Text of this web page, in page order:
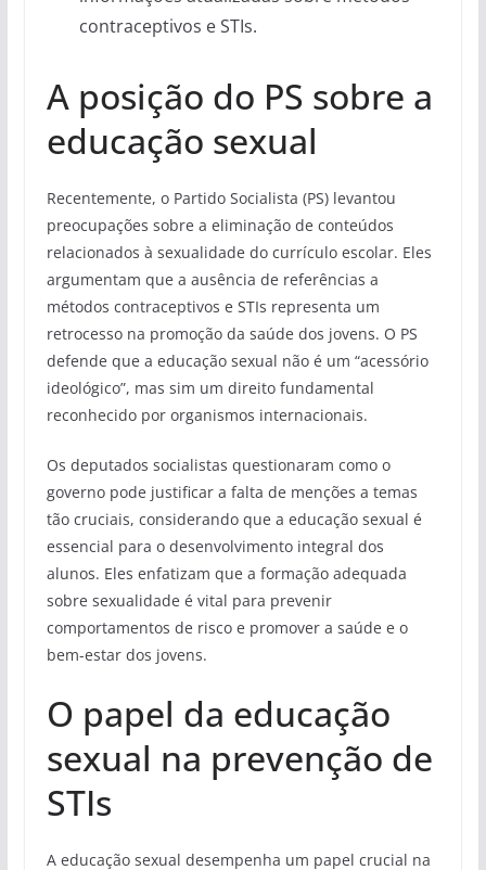
contraceptivos e STIs.
A posição do PS sobre a
educação sexual
Recentemente, o Partido Socialista (PS) levantou
preocupações sobre a eliminação de conteúdos
relacionados à sexualidade do currículo escolar. Eles
argumentam que a ausência de referências a
métodos contraceptivos e STIs representa um
retrocesso na promoção da saúde dos jovens. O PS
defende que a educação sexual não é um “acessório
ideológico”, mas sim um direito fundamental
reconhecido por organismos internacionais.
Os deputados socialistas questionaram como o
governo pode justificar a falta de menções a temas
tão cruciais, considerando que a educação sexual é
essencial para o desenvolvimento integral dos
alunos. Eles enfatizam que a formação adequada
sobre sexualidade é vital para prevenir
comportamentos de risco e promover a saúde e o
bem-estar dos jovens.
O papel da educação
sexual na prevenção de
STIs
A educação sexual desempenha um papel crucial na